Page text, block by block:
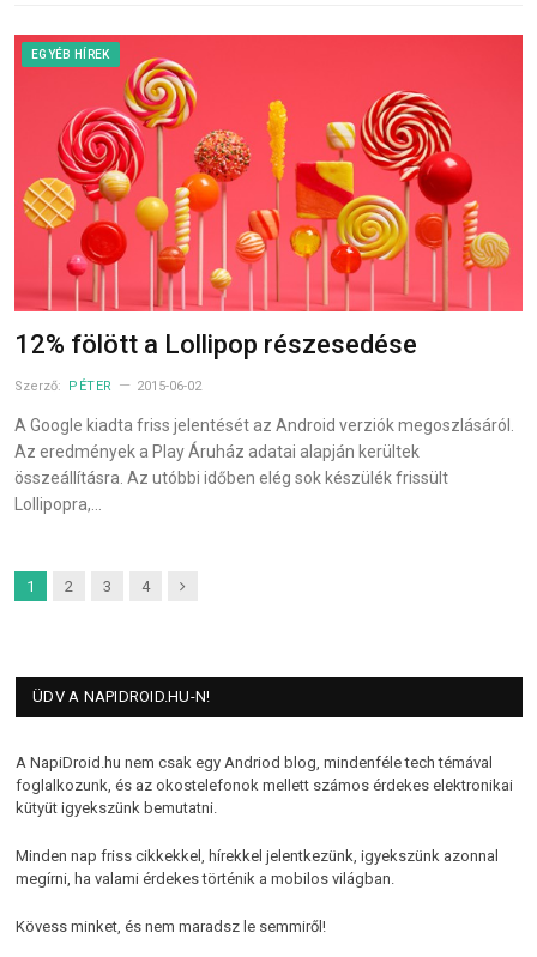
EGYÉB HÍREK
12% fölött a Lollipop részesedése
Szerző: PÉTER 2015-06-02
A Google kiadta friss jelentését az Android verziók megoszlásáról.
Az eredmények a Play Áruház adatai alapján kerültek
összeállításra. Az utóbbi időben elég sok készülék frissült
Lollipopra,…
1 2 3 4 Next
ÜDV A NAPIDROID.HU-N!
A NapiDroid.hu nem csak egy Andriod blog, mindenféle tech témával
foglalkozunk, és az okostelefonok mellett számos érdekes elektronikai
kütyüt igyekszünk bemutatni.
Minden nap friss cikkekkel, hírekkel jelentkezünk, igyekszünk azonnal
megírni, ha valami érdekes történik a mobilos világban.
Kövess minket, és nem maradsz le semmiről!